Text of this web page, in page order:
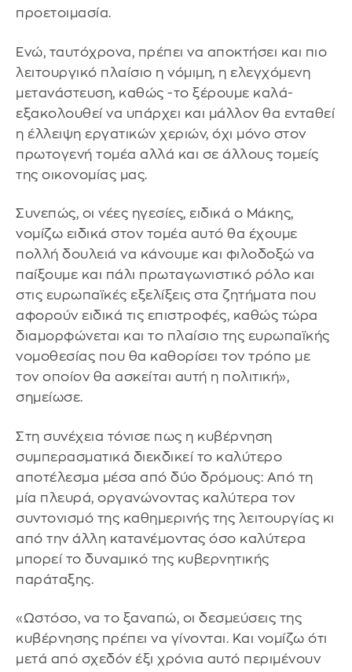
προετοιμασία.
Ενώ, ταυτόχρονα, πρέπει να αποκτήσει και πιο
λειτουργικό πλαίσιο η νόμιμη, η ελεγχόμενη
μετανάστευση, καθώς -το ξέρουμε καλά-
εξακολουθεί να υπάρχει και μάλλον θα ενταθεί
η έλλειψη εργατικών χεριών, όχι μόνο στον
πρωτογενή τομέα αλλά και σε άλλους τομείς
της οικονομίας μας.
Συνεπώς, οι νέες ηγεσίες, ειδικά ο Μάκης,
νομίζω ειδικά στον τομέα αυτό θα έχουμε
πολλή δουλειά να κάνουμε και φιλοδοξώ να
παίξουμε και πάλι πρωταγωνιστικό ρόλο και
στις ευρωπαϊκές εξελίξεις στα ζητήματα που
αφορούν ειδικά τις επιστροφές, καθώς τώρα
διαμορφώνεται και το πλαίσιο της ευρωπαϊκής
νομοθεσίας που θα καθορίσει τον τρόπο με
τον οποίον θα ασκείται αυτή η πολιτική»,
σημείωσε.
Στη συνέχεια τόνισε πως η κυβέρνηση
συμπερασματικά διεκδικεί το καλύτερο
αποτέλεσμα μέσα από δύο δρόμους: Από τη
μία πλευρά, οργανώνοντας καλύτερα τον
συντονισμό της καθημερινής της λειτουργίας κι
από την άλλη κατανέμοντας όσο καλύτερα
μπορεί το δυναμικό της κυβερνητικής
παράταξης.
«Ωστόσο, να το ξαναπώ, οι δεσμεύσεις της
κυβέρνησης πρέπει να γίνονται. Και νομίζω ότι
μετά από σχεδόν έξι χρόνια αυτό περιμένουν